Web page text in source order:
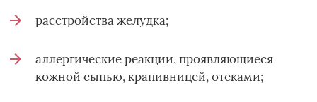
расстройства желудка;
аллергические реакции, проявляющиеся
кожной сыпью, крапивницей, отеками;